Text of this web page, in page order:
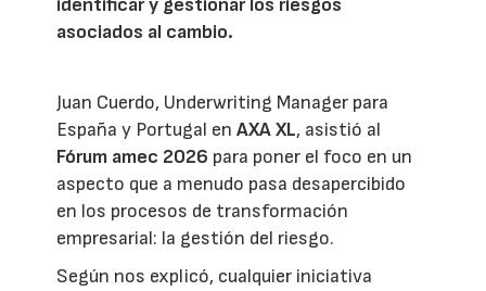
identificar y gestionar los riesgos
asociados al cambio.
Juan Cuerdo, Underwriting Manager para
España y Portugal enAXA XL, asistió al
Fórum amec 2026 para poner el foco en un
aspecto que a menudo pasa desapercibido
en los procesos de transformación
empresarial: la gestión del riesgo.
Según nos explicó, cualquier iniciativa